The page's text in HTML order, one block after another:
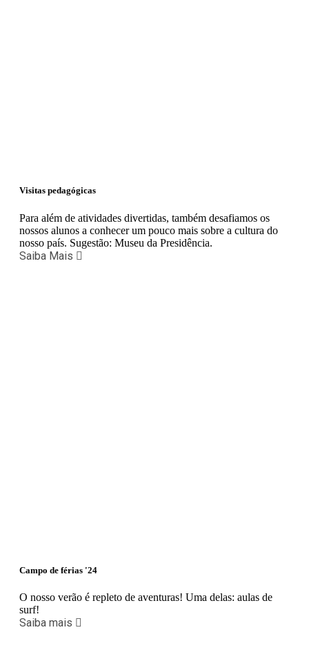
Visitas pedagógicas
Para além de atividades divertidas, também desafiamos os
nossos alunos a conhecer um pouco mais sobre a cultura do
nosso país. Sugestão: Museu da Presidência.
Saiba Mais
Campo de férias '24
O nosso verão é repleto de aventuras! Uma delas: aulas de
surf!
Saiba mais